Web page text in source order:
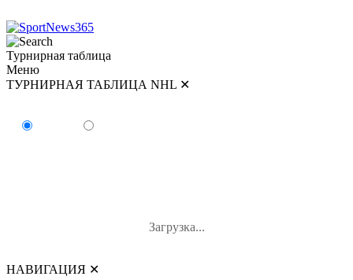
Турнирная таблица
Меню
ТУРНИРНАЯ ТАБЛИЦА NHL ✕
Загрузка...
НАВИГАЦИЯ ✕